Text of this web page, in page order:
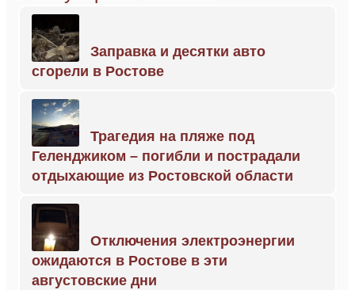
Заправка и десятки авто
сгорели в Ростове
Трагедия на пляже под
Геленджиком – погибли и пострадали
отдыхающие из Ростовской области
Отключения электроэнергии
ожидаются в Ростове в эти
августовские дни